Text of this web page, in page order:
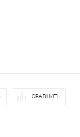
СРАВНИТЬ